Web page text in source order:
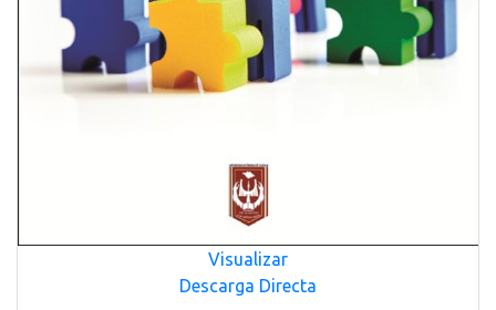
Visualizar
Descarga Directa